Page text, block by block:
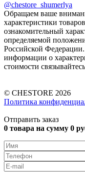
@chestore_shumerlya
Обращаем ваше
характеристики
ознакомительный
определяемой
Российской
информации о
стоимости
© CHESTORE 2026
Политика
Отправить заказ
0 товара на сумму 0